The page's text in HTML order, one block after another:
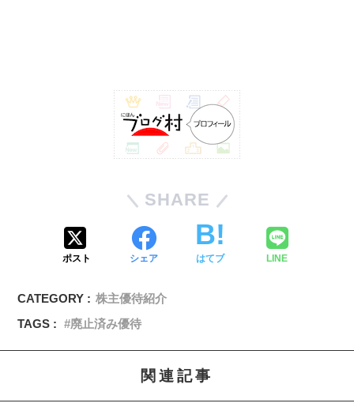
SHARE
ポスト シェア はてブ LINE
CATEGORY : 株主優待紹介
TAGS :
廃止済み優待
関連記事